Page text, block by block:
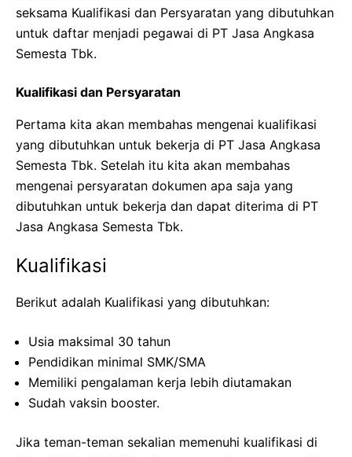
seksama Kualifikasi dan Persyaratan yang dibutuhkan
untuk daftar menjadi pegawai di PT Jasa Angkasa
Semesta Tbk.
Kualifikasi dan Persyaratan
Pertama kita akan membahas mengenai kualifikasi
yang dibutuhkan untuk bekerja di PT Jasa Angkasa
Semesta Tbk. Setelah itu kita akan membahas
mengenai persyaratan dokumen apa saja yang
dibutuhkan untuk bekerja dan dapat diterima di PT
Jasa Angkasa Semesta Tbk.
Kualifikasi
Berikut adalah Kualifikasi yang dibutuhkan:
Usia maksimal 30 tahun
Pendidikan minimal SMK/SMA
Memiliki pengalaman kerja lebih diutamakan
Sudah vaksin booster.
Jika teman-teman sekalian memenuhi kualifikasi di